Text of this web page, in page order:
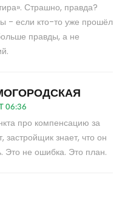
Страшно, правда?
- если кто-то уже прошёл
правды, а не
06:36
про компенсацию за
застройщик знает, что он
Это не ошибка. Это план.